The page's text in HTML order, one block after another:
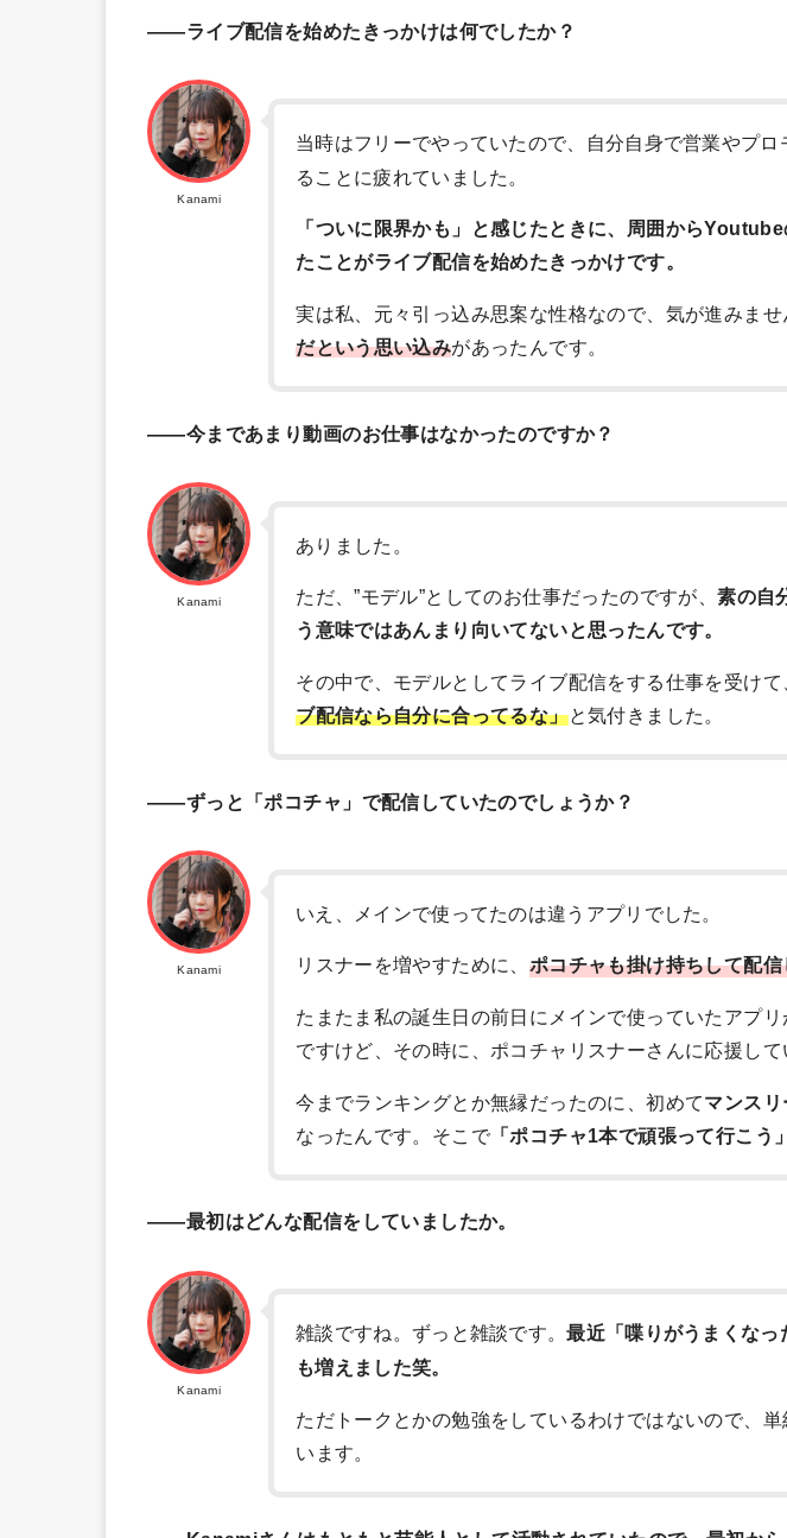
――ライブ配信を始めたきっかけは何でしたか？
Kanami
当時はフリーでやっていたので、自分自身で営業やプロ
ることに疲れていました。
「ついに限界かも」と感じたときに、周囲から
たことがライブ配信を始めたきっかけです。
実は私、元々引っ込み思案な性格なので、気が進みませ
だという思い込みがあったんです。
――今まであまり動画のお仕事はなかったのですか？
Kanami
ありました。
ただ、”モデル”としてのお仕事だったのですが、素の自
う意味ではあんまり向いてないと思ったんです。
その中で、モデルとしてライブ配信をする仕事を受けて
ブ配信なら自分に合ってるな」と気付きました。
――ずっと「ポコチャ」で配信していたのでしょうか？
Kanami
いえ、メインで使ってたのは違うアプリでした。
リスナーを増やすために、 ポコチャも掛け持ちして配
たまたま私の誕生日の前日にメインで使っていたアプ
ですけど、その時に、ポコチャリスナーさんに応援して
今までランキングとか無縁だったのに、初めてマンスリ
なったんです。そこで 「ポコチャ1本で頑張って行こう
――最初はどんな配信をしていましたか。
Kanami
雑談ですね。ずっと雑談です。最近「喋りがうまくなっ
も増えました笑。
ただトークとかの勉強をしているわけではないので、
います。